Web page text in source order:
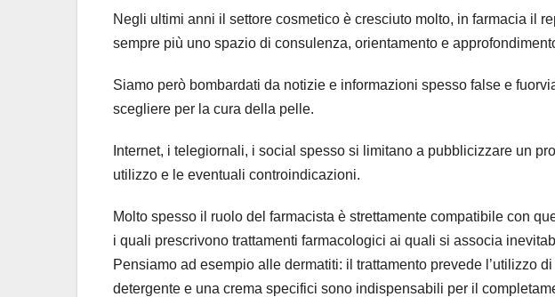
Negli ultimi anni il settore cosmetico è cresciuto molto, in farmacia il
sempre più uno spazio di consulenza, orientamento e
Siamo però bombardati da notizie e informazioni spesso false e
scegliere per la cura della pelle.
Internet, i telegiornali, i social spesso si limitano a pubblicizzare un
utilizzo e le eventuali controindicazioni.
Molto spesso il ruolo del farmacista è strettamente compatibile con
i quali prescrivono trattamenti farmacologici ai quali si associa
Pensiamo ad esempio alle dermatiti: il trattamento prevede l’utilizzo
detergente e una crema specifici sono indispensabili per il